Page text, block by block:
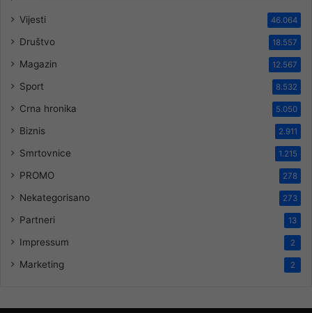
Vijesti 46.064
Društvo 18.557
Magazin 12.567
Sport 8.532
Crna hronika 5.050
Biznis 2.911
Smrtovnice 1.215
PROMO 278
Nekategorisano 273
Partneri 13
Impressum 2
Marketing 2